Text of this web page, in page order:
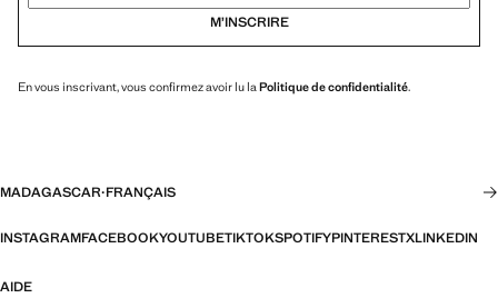
M’INSCRIRE
En vous inscrivant, vous confirmez avoir lu laPolitique de confidentialité.
MADAGASCAR·FRANÇAIS
INSTAGRAMFACEBOOKYOUTUBETIKTOKSPOTIFYPINTERESTXLINKEDIN
AIDE